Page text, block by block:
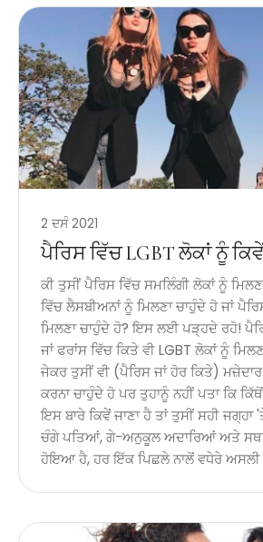
2 ਦਸੰ 2021
ਪੈਰਿਸ ਵਿੱਚ LGBT ਲੋਕਾਂ ਨੂੰ
ਕੀ ਤੁਸੀਂ ਪੈਰਿਸ ਵਿੱਚ ਸਮਲਿੰਗੀ ਲੋਕਾਂ ਨੂੰ
ਵਿੱਚ ਲੈਸਬੀਅਨਾਂ ਨੂੰ ਮਿਲਣਾ ਚਾਹੁੰਦੇ ਹੋ ਜਾਂ
ਮਿਲਣਾ ਚਾਹੁੰਦੇ ਹੋ? ਇਸ ਲਈ ਪੜ੍ਹਦੇ ਰਹੋ!
ਜਾਂ ਫਰਾਂਸ ਵਿੱਚ ਕਿਤੇ ਵੀ LGBT ਲੋਕਾਂ ਨੂੰ
ਜੇਕਰ ਤੁਸੀਂ ਵੀ (ਪੈਰਿਸ ਜਾਂ ਹੋਰ ਕਿਤੇ)
ਕਰਨਾ ਚਾਹੁੰਦੇ ਹੋ ਪਰ ਤੁਹਾਨੂੰ ਨਹੀਂ ਪਤਾ ਕਿ
ਇਸ ਬਾਰੇ ਕਿਵੇਂ ਜਾਣਾ ਹੈ ਤਾਂ ਤੁਸੀਂ ਸਹੀ ਜਗ੍ਹਾ
ਚੰਗੇ ਪਤਿਆਂ, ਗੇ-ਅਨੁਕੂਲ ਅਦਾਰਿਆਂ ਅਤੇ
ਹੋਇਆ ਹੈ, ਹਰ ਇੱਕ ਪਿਛਲੇ ਨਾਲੋਂ ਵਧੇਰੇ ਅਸਲੀ